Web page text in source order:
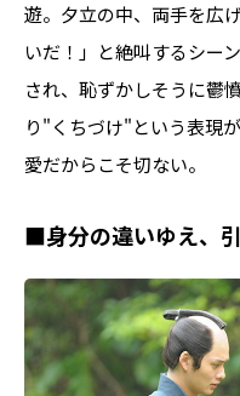
遊。夕立の中、両手を広
いだ！」と絶叫するシー
され、恥ずかしそうに鬱
り"くちづけ"という表現
愛だからこそ切ない。
■身分の違いゆえ、